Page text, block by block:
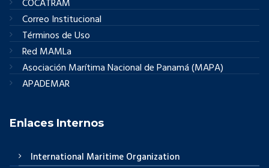
COCATRAM
Correo Institucional
Términos de Uso
Red MAMLa
Asociación Marítima Nacional de Panamá (MAPA)
APADEMAR
Enlaces Internos
International Maritime Organization